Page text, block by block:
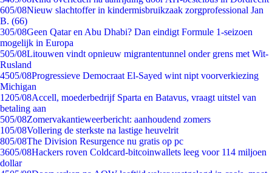
605/08Nieuw slachtoffer in kindermisbruikzaak zorgprofessional Jan
B. (66)
305/08Geen Qatar en Abu Dhabi? Dan eindigt Formule 1-seizoen
mogelijk in Europa
505/08Litouwen vindt opnieuw migrantentunnel onder grens met Wit-
Rusland
4505/08Progressieve Democraat El-Sayed wint nipt voorverkiezing
Michigan
1205/08Accell, moederbedrijf Sparta en Batavus, vraagt uitstel van
betaling aan
505/08Zomervakantieweerbericht: aanhoudend zomers
105/08Vollering de sterkste na lastige heuvelrit
805/08The Division Resurgence nu gratis op pc
3605/08Hackers roven Coldcard-bitcoinwallets leeg voor 114 miljoen
dollar